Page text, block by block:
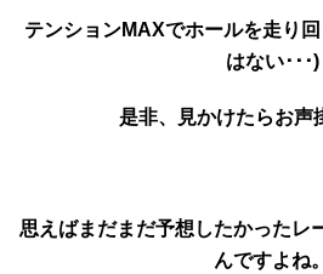
テンションMAXでホールを走り
はない･･･)
是非、見かけたらお声
思えばまだまだ予想したかったレ
んですよね。